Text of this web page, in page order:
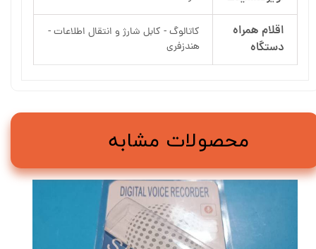
اقلام همراه
دستگاه
کاتالوگ - کابل شارژ و انتقال اطلاعات -
هندزفری
محصولات مشابه